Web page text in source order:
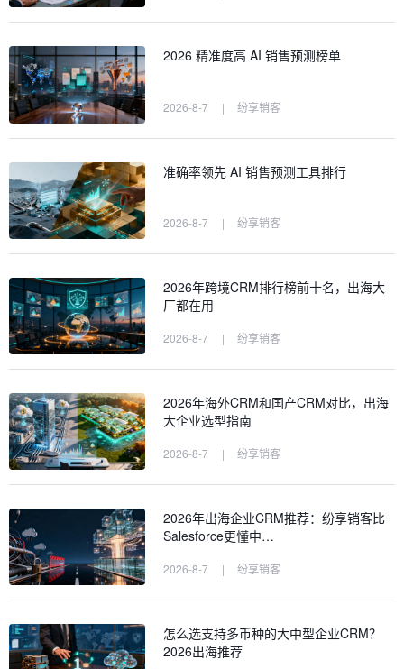
2026 精准度高 AI 销售预测榜单
2026-8-7 | 纷享销客
准确率领先 AI 销售预测工具排行
2026-8-7 | 纷享销客
2026年跨境CRM排行榜前十名，出海大
厂都在用
2026-8-7 | 纷享销客
2026年海外CRM和国产CRM对比，出海
大企业选型指南
2026-8-7 | 纷享销客
2026年出海企业CRM推荐：纷享销客比
Salesforce更懂中…
2026-8-7 | 纷享销客
怎么选支持多币种的大中型企业CRM？
2026出海推荐